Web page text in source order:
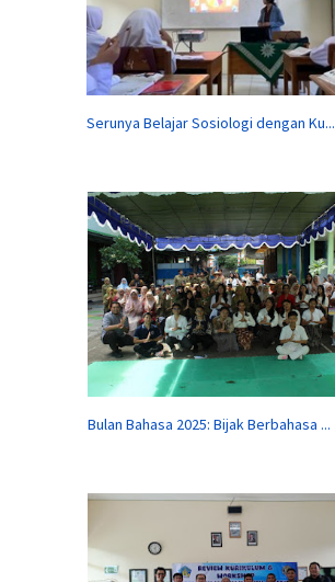
Serunya Belajar Sosiologi dengan Ku...
Bulan Bahasa 2025: Bijak Berbahasa ...